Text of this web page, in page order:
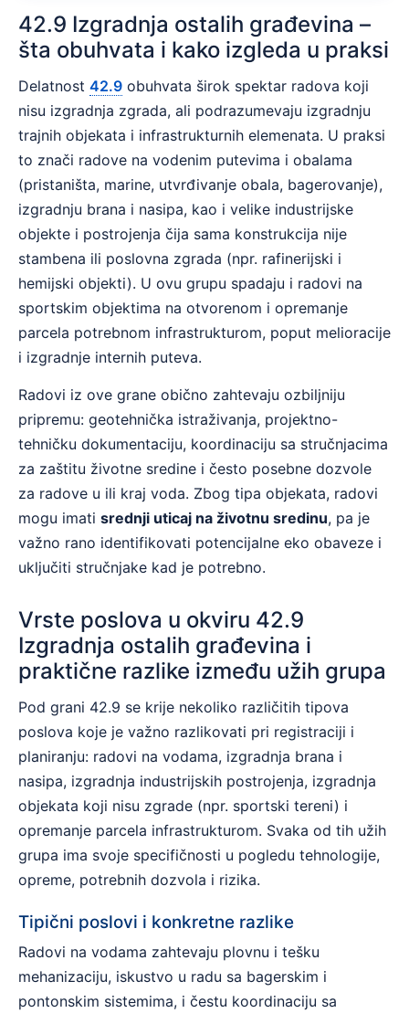
42.9 Izgradnja ostalih građevina –
šta obuhvata i kako izgleda u praksi
Delatnost 42.9 obuhvata širok spektar radova koji
nisu izgradnja zgrada, ali podrazumevaju izgradnju
trajnih objekata i infrastrukturnih elemenata. U praksi
to znači radove na vodenim putevima i obalama
(pristaništa, marine, utvrđivanje obala, bagerovanje),
izgradnju brana i nasipa, kao i velike industrijske
objekte i postrojenja čija sama konstrukcija nije
stambena ili poslovna zgrada (npr. rafinerijski i
hemijski objekti). U ovu grupu spadaju i radovi na
sportskim objektima na otvorenom i opremanje
parcela potrebnom infrastrukturom, poput melioracije
i izgradnje internih puteva.
Radovi iz ove grane obično zahtevaju ozbiljniju
pripremu: geotehnička istraživanja, projektno-
tehničku dokumentaciju, koordinaciju sa stručnjacima
za zaštitu životne sredine i često posebne dozvole
za radove u ili kraj voda. Zbog tipa objekata, radovi
mogu imati srednji uticaj na životnu sredinu, pa je
važno rano identifikovati potencijalne eko obaveze i
uključiti stručnjake kad je potrebno.
Vrste poslova u okviru 42.9
Izgradnja ostalih građevina i
praktične razlike između užih grupa
Pod grani 42.9 se krije nekoliko različitih tipova
poslova koje je važno razlikovati pri registraciji i
planiranju: radovi na vodama, izgradnja brana i
nasipa, izgradnja industrijskih postrojenja, izgradnja
objekata koji nisu zgrade (npr. sportski tereni) i
opremanje parcela infrastrukturom. Svaka od tih užih
grupa ima svoje specifičnosti u pogledu tehnologije,
opreme, potrebnih dozvola i rizika.
Tipični poslovi i konkretne razlike
Radovi na vodama zahtevaju plovnu i tešku
mehanizaciju, iskustvo u radu sa bagerskim i
pontonskim sistemima, i čestu koordinaciju sa